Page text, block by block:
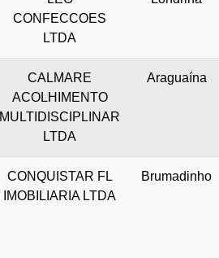
CONFECCOES
LTDA
CALMARE
ACOLHIMENTO
MULTIDISCIPLINAR
LTDA
Araguaína
CONQUISTAR FL
IMOBILIARIA LTDA
Brumadinho